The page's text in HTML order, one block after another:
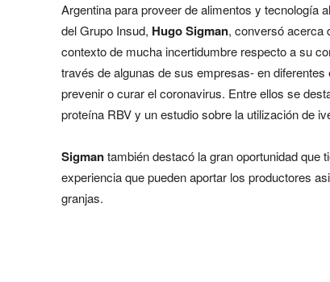
Argentina para proveer de alimentos y tecnología
del Grupo Insud, Hugo Sigman, conversó acerca
contexto de mucha incertidumbre respecto a su
través de algunas de sus empresas- en
prevenir o curar el coronavirus. Entre ellos se
proteína RBV y un estudio sobre la utilización de
Sigmantambién destacó la gran oportunidad que
experiencia que pueden aportar los productores
granjas.